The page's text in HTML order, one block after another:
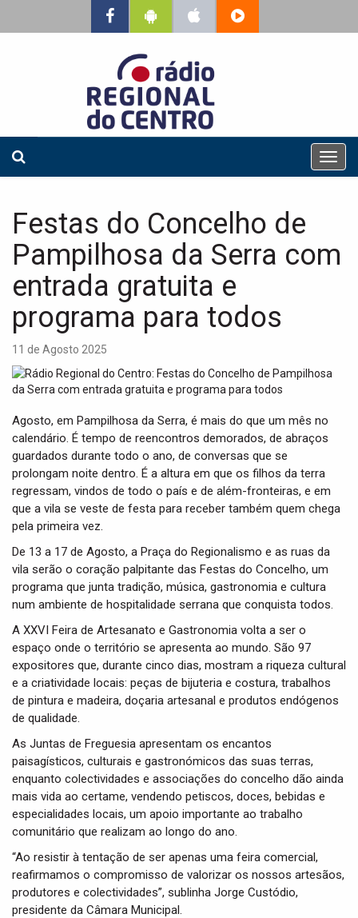
T
o
i
Festas do Concelho de
Pampilhosa da Serra com
entrada gratuita e
programa para todos
11 de Agosto 2025
Agosto, em Pampilhosa da Serra, é mais do que um mês no
calendário. É tempo de reencontros demorados, de abraços
guardados durante todo o ano, de conversas que se
prolongam noite dentro. É a altura em que os filhos da terra
regressam, vindos de todo o país e de além-fronteiras, e em
que a vila se veste de festa para receber também quem chega
pela primeira vez.
De 13 a 17 de Agosto, a Praça do Regionalismo e as ruas da
vila serão o coração palpitante das Festas do Concelho, um
programa que junta tradição, música, gastronomia e cultura
num ambiente de hospitalidade serrana que conquista todos.
A XXVI Feira de Artesanato e Gastronomia volta a ser o
espaço onde o território se apresenta ao mundo. São 97
expositores que, durante cinco dias, mostram a riqueza cultural
e a criatividade locais: peças de bijuteria e costura, trabalhos
de pintura e madeira, doçaria artesanal e produtos endógenos
de qualidade.
As Juntas de Freguesia apresentam os encantos
paisagísticos, culturais e gastronómicos das suas terras,
enquanto colectividades e associações do concelho dão ainda
mais vida ao certame, vendendo petiscos, doces, bebidas e
especialidades locais, um apoio importante ao trabalho
comunitário que realizam ao longo do ano.
“Ao resistir à tentação de ser apenas uma feira comercial,
reafirmamos o compromisso de valorizar os nossos artesãos,
produtores e colectividades”, sublinha Jorge Custódio,
presidente da Câmara Municipal.